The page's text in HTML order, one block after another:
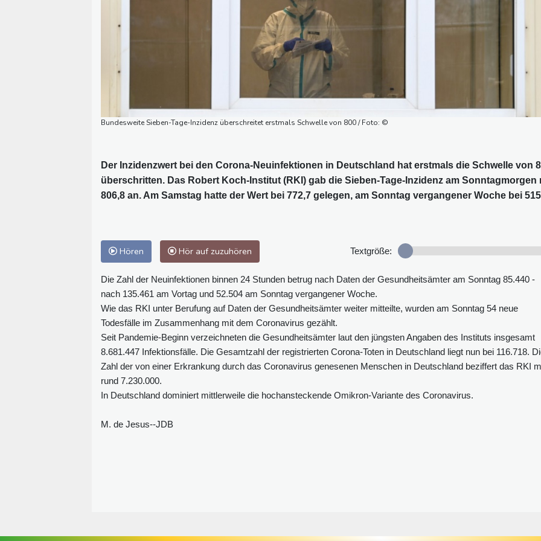
Bundesweite Sieben-Tage-Inzidenz überschreitet erstmals Schwelle von 800 / Foto: ©
Der Inzidenzwert bei den Corona-Neuinfektionen in Deutschland hat erstmals die Schwelle von
überschritten. Das Robert Koch-Institut (RKI) gab die Sieben-Tage-Inzidenz am Sonntagmorgen
806,8 an. Am Samstag hatte der Wert bei 772,7 gelegen, am Sonntag vergangener Woche bei
Hören Hör auf zuzuhören Textgröße:
Die Zahl der Neuinfektionen binnen 24 Stunden betrug nach Daten der Gesundheitsämter am Sonntag 85.440 -
nach 135.461 am Vortag und 52.504 am Sonntag vergangener Woche.
Wie das RKI unter Berufung auf Daten der Gesundheitsämter weiter mitteilte, wurden am Sonntag 54 neue
Todesfälle im Zusammenhang mit dem Coronavirus gezählt.
Seit Pandemie-Beginn verzeichneten die Gesundheitsämter laut den jüngsten Angaben des Instituts insgesamt
8.681.447 Infektionsfälle. Die Gesamtzahl der registrierten Corona-Toten in Deutschland liegt nun bei 116.718.
Zahl der von einer Erkrankung durch das Coronavirus genesenen Menschen in Deutschland beziffert das RKI
rund 7.230.000.
In Deutschland dominiert mittlerweile die hochansteckende Omikron-Variante des Coronavirus.
M. de Jesus--JDB